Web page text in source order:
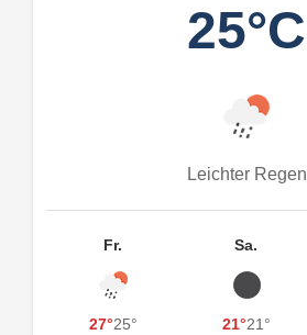
25°C
Leichter Regen
Fr.
27°25°
Sa.
21°21°